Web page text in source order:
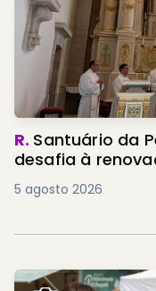
R. Santuário da
desafia à
5 agosto 2026